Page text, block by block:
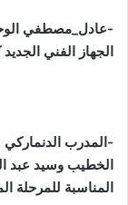
-عادل_مصطفي
الجهاز الفني
-المدرب
الخطيب وسيد عبد
المناسبة للمرحلة